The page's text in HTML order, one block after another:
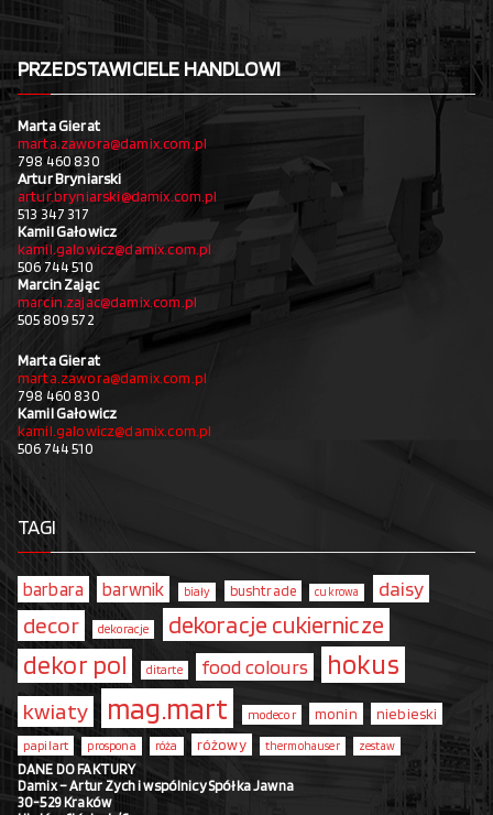
PRZEDSTAWICIELE HANDLOWI
Marta Gierat
marta.zawora@damix.com.pl
798 460 830
Artur Bryniarski
artur.bryniarski@damix.com.pl
513 347 317
Kamil Gałowicz
kamil.galowicz@damix.com.pl
506 744 510
Marcin Zając
marcin.zajac@damix.com.pl
505 809 572
Marta Gierat
marta.zawora@damix.com.pl
798 460 830
Kamil Gałowicz
kamil.galowicz@damix.com.pl
506 744 510
TAGI
barbara barwnik biały bushtrade cukrowa daisy
decor dekoracje dekoracje cukiernicze
dekor pol ditarte food colours hokus
kwiaty mag.mart modecor monin niebieski
papilart prospona róża różowy thermohauser zestaw
DANE DO FAKTURY
Damix – Artur Zych i wspólnicy Spółka Jawna
30-529 Kraków